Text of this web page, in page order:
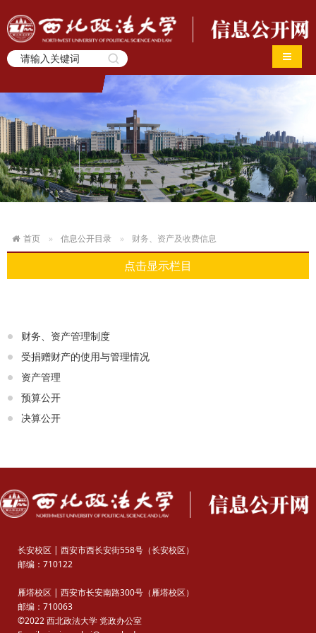
导航切
首页 信息公开目录 财务、资产及收费信息
点击显示栏目
财务、资产管理制度
受捐赠财产的使用与管理情况
资产管理
预算公开
决算公开
长安校区 | 西安市西长安街558号（长安校区）
邮编：710122
雁塔校区 | 西安市长安南路300号（雁塔校区）
邮编：710063
©2022 西北政法大学 党政办公室